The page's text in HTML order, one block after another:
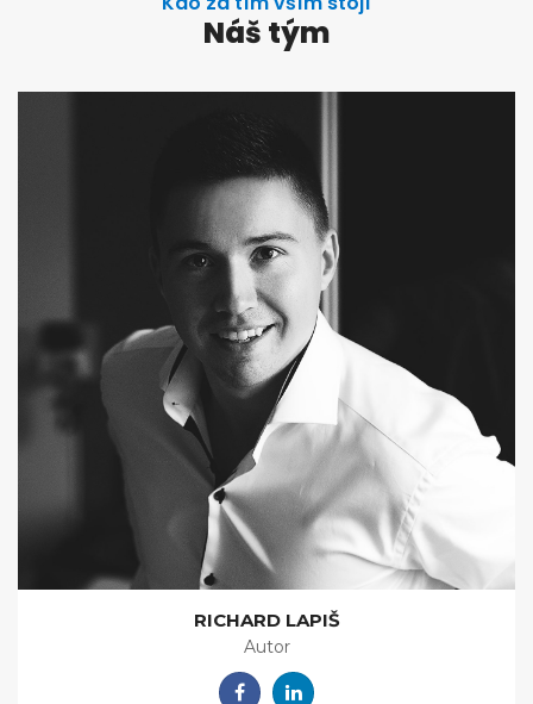
Kdo za tím vším stojí
Náš tým
RICHARD LAPIŠ
Autor